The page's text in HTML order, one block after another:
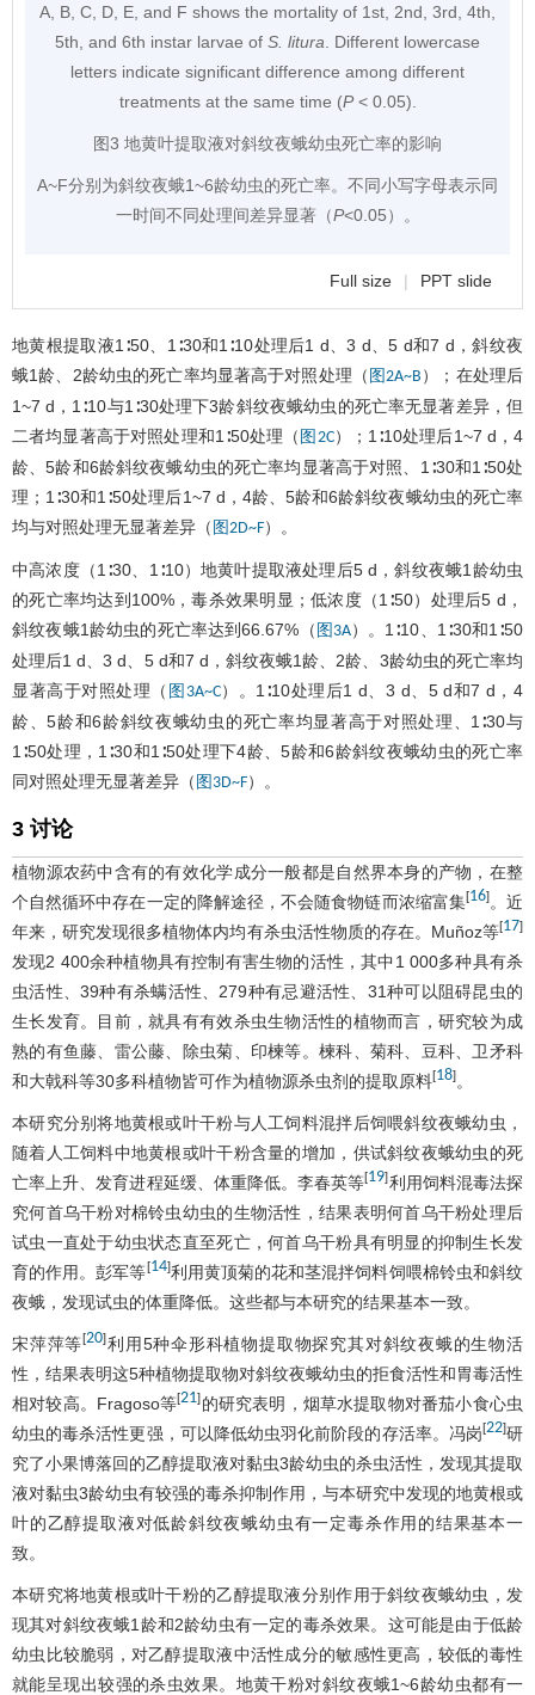
A, B, C, D, E, and F shows the mortality of 1st, 2nd, 3rd, 4th,
5th, and 6th instar larvae of S. litura . Different lowercase
letters indicate significant difference among different
treatments at the same time (P< 0.05).
图3 地黄叶提取液对斜纹夜蛾幼虫死亡率的影响
A~F分别为斜纹夜蛾1~6龄幼虫的死亡率。不同小写字母表示同
一时间不同处理间差异显著（P<0.05）。
Full size | PPT slide
地黄根提取液1∶50、1∶30和1∶10处理后1 d、3 d、5 d和7 d，斜纹夜
蛾1龄、2龄幼虫的死亡率均显著高于对照处理（ 图2A~B ）；在处理后
1~7 d，1∶10与1∶30处理下3龄斜纹夜蛾幼虫的死亡率无显著差异，但
二者均显著高于对照处理和1∶50处理（ 图2C）；1∶10处理后1~7 d，4
龄、5龄和6龄斜纹夜蛾幼虫的死亡率均显著高于对照、1∶30和1∶50处
理；1∶30和1∶50处理后1~7 d，4龄、5龄和6龄斜纹夜蛾幼虫的死亡率
均与对照处理无显著差异（ 图2D~F）。
中高浓度（1∶30、1∶10）地黄叶提取液处理后5 d，斜纹夜蛾1龄幼虫
的死亡率均达到100%，毒杀效果明显；低浓度（1∶50）处理后5 d，
斜纹夜蛾1龄幼虫的死亡率达到66.67%（ 图3A）。1∶10、1∶30和1∶50
处理后1 d、3 d、5 d和7 d，斜纹夜蛾1龄、2龄、3龄幼虫的死亡率均
显著高于对照处理（ 图3A~C）。1∶10处理后1 d、3 d、5 d和7 d，4
龄、5龄和6龄斜纹夜蛾幼虫的死亡率均显著高于对照处理、1∶30与
1∶50处理，1∶30和1∶50处理下4龄、5龄和6龄斜纹夜蛾幼虫的死亡率
同对照处理无显著差异（ 图3D~F）。
3 讨论
植物源农药中含有的有效化学成分一般都是自然界本身的产物，在整
个自然循环中存在一定的降解途径，不会随食物链而浓缩富集[16]。近
年来，研究发现很多植物体内均有杀虫活性物质的存在。Muñoz等[17]
发现2 400余种植物具有控制有害生物的活性，其中1 000多种具有杀
虫活性、39种有杀螨活性、279种有忌避活性、31种可以阻碍昆虫的
生长发育。目前，就具有有效杀虫生物活性的植物而言，研究较为成
熟的有鱼藤、雷公藤、除虫菊、印楝等。楝科、菊科、豆科、卫矛科
和大戟科等30多科植物皆可作为植物源杀虫剂的提取原料[18] 。
本研究分别将地黄根或叶干粉与人工饲料混拌后饲喂斜纹夜蛾幼虫，
随着人工饲料中地黄根或叶干粉含量的增加，供试斜纹夜蛾幼虫的死
亡率上升、发育进程延缓、体重降低。李春英等[19]利用饲料混毒法探
究何首乌干粉对棉铃虫幼虫的生物活性，结果表明何首乌干粉处理后
试虫一直处于幼虫状态直至死亡，何首乌干粉具有明显的抑制生长发
育的作用。彭军等[14]利用黄顶菊的花和茎混拌饲料饲喂棉铃虫和斜纹
夜蛾，发现试虫的体重降低。这些都与本研究的结果基本一致。
宋萍萍等[20]利用5种伞形科植物提取物探究其对斜纹夜蛾的生物活
性，结果表明这5种植物提取物对斜纹夜蛾幼虫的拒食活性和胃毒活性
相对较高。Fragoso等[21] 的研究表明，烟草水提取物对番茄小食心虫
幼虫的毒杀活性更强，可以降低幼虫羽化前阶段的存活率。冯岗[22]研
究了小果博落回的乙醇提取液对黏虫3龄幼虫的杀虫活性，发现其提取
液对黏虫3龄幼虫有较强的毒杀抑制作用，与本研究中发现的地黄根或
叶的乙醇提取液对低龄斜纹夜蛾幼虫有一定毒杀作用的结果基本一
致。
本研究将地黄根或叶干粉的乙醇提取液分别作用于斜纹夜蛾幼虫，发
现其对斜纹夜蛾1龄和2龄幼虫有一定的毒杀效果。这可能是由于低龄
幼虫比较脆弱，对乙醇提取液中活性成分的敏感性更高，较低的毒性
就能呈现出较强的杀虫效果。地黄干粉对斜纹夜蛾1~6龄幼虫都有一